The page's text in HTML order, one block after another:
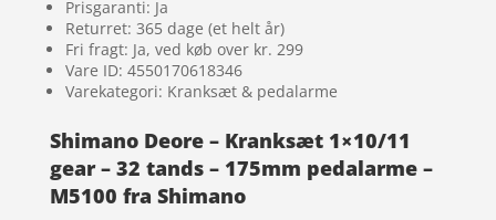
Prisgaranti: Ja
Returret: 365 dage (et helt år)
Fri fragt: Ja, ved køb over kr. 299
Vare ID: 4550170618346
Varekategori: Kranksæt & pedalarme
Shimano Deore – Kranksæt 1×10/11
gear – 32 tands – 175mm pedalarme –
M5100 fra Shimano